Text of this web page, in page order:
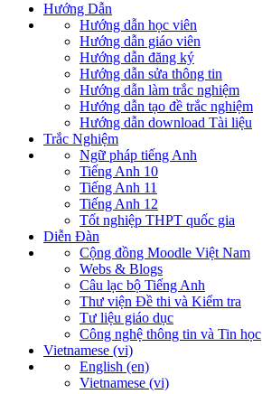
Hướng Dẫn
Hướng dẫn học viên
Hướng dẫn giáo viên
Hướng dẫn đăng ký
Hướng dẫn sửa thông tin
Hướng dẫn làm trắc nghiệm
Hướng dẫn tạo đề trắc nghiệm
Hướng dẫn download Tài liệu
Trắc Nghiệm
Ngữ pháp tiếng Anh
Tiếng Anh 10
Tiếng Anh 11
Tiếng Anh 12
Tốt nghiệp THPT quốc gia
Diễn Đàn
Cộng đồng Moodle Việt Nam
Webs & Blogs
Câu lạc bộ Tiếng Anh
Thư viện Đề thi và Kiểm tra
Tư liệu giáo dục
Công nghệ thông tin và Tin học
Vietnamese ‎(vi)‎
English ‎(en)‎
Vietnamese ‎(vi)‎